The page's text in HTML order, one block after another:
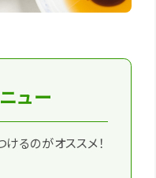
ュー
るのがオススメ！